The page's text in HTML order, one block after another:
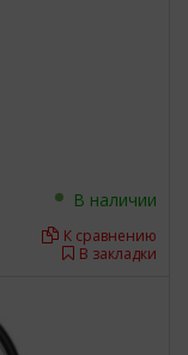
В наличии
В закладки
К сравнению